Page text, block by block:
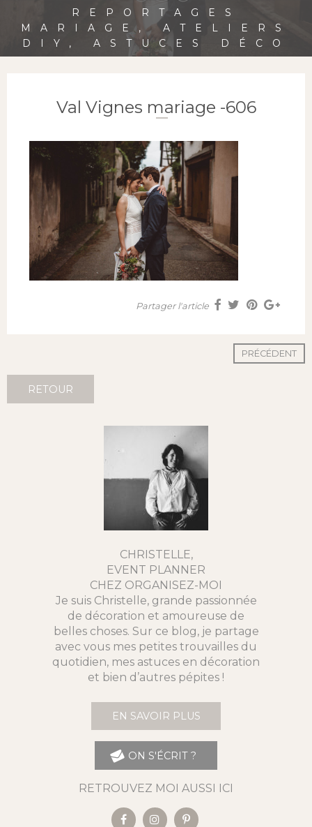
REPORTAGES
MARIAGE, ATELIERS
DIY, ASTUCES DÉCO
Val Vignes mariage -606
Partager l'article
PRÉCÉDENT
RETOUR
CHRISTELLE,
EVENT PLANNER
CHEZ ORGANISEZ-MOI
Je suis Christelle, grande passionnée
de décoration et amoureuse de
belles choses. Sur ce blog, je partage
avec vous mes petites trouvailles du
quotidien, mes astuces en décoration
et bien d’autres pépites !
EN SAVOIR PLUS
ON S'ÉCRIT ?
RETROUVEZ MOI AUSSI ICI